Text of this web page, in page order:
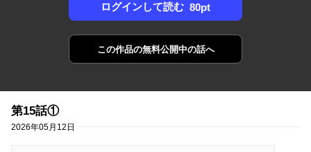
ログインして読む 80pt
この作品の無料公開中の話へ
第15話①
2026年05月12日